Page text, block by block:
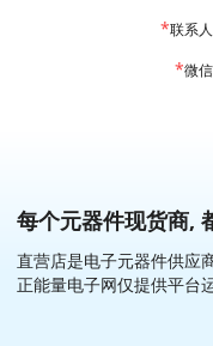
联系
微
每个元器件现货商,
直营店是电子元器件供应
正能量电子网仅提供平台